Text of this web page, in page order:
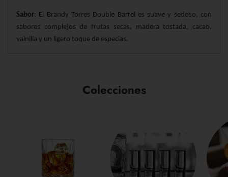
Sabor: El Brandy Torres Double Barrel es suave y sedoso, con
sabores complejos de frutas secas, madera tostada, cacao,
vainilla y un ligero toque de especias.
Colecciones